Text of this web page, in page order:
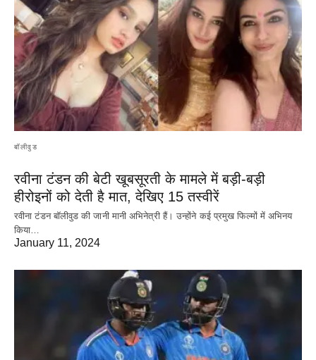
बॉलीवुड
रवीना टंडन की बेटी खूबसूरती के मामले में बड़ी-बड़ी
हीरोइनों को देती है मात, देखिए 15 तस्वीरें
रवीना टंडन बॉलीवुड की जानी मानी अभिनेत्री हैं। उन्होंने कई प्रमुख फिल्मों में अभिनय
किया…
January 11, 2024